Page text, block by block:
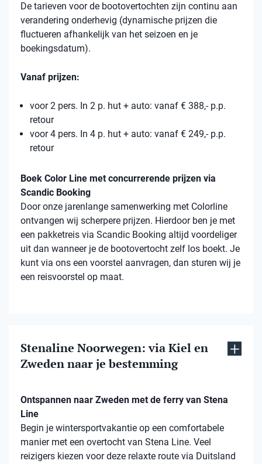
De tarieven voor de bootovertochten zijn continu aan
verandering onderhevig (dynamische prijzen die
fluctueren afhankelijk van het seizoen en je
boekingsdatum).
Vanaf prijzen:
voor 2 pers. In 2 p. hut + auto: vanaf € 388,- p.p.
retour
voor 4 pers. In 4 p. hut + auto: vanaf € 249,- p.p.
retour
Boek Color Line met concurrerende prijzen via
Scandic Booking
Door onze jarenlange samenwerking met Colorline
ontvangen wij scherpere prijzen. Hierdoor ben je met
een pakketreis via Scandic Booking altijd voordeliger
uit dan wanneer je de bootovertocht zelf los boekt. Je
kunt via ons een voorstel aanvragen, dan sturen wij je
een reisvoorstel op maat.
Stenaline Noorwegen: via Kiel en
Zweden naar je bestemming
Ontspannen naar Zweden met de ferry van Stena
Line
Begin je wintersportvakantie op een comfortabele
manier met een overtocht van Stena Line. Veel
reizigers kiezen voor deze relaxte route via Duitsland